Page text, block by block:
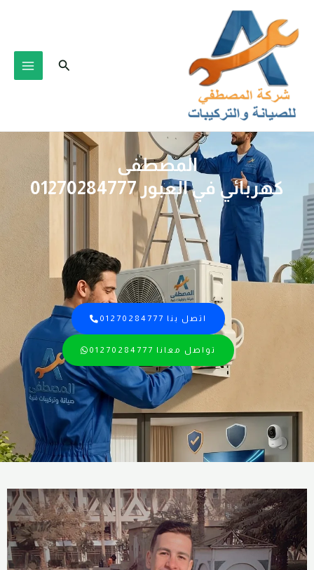
المحتوى
البحث
المصطفى
كهربائي في العبور 01270284777
اتصل بنا 01270284777
تواصل معانا 01270284777